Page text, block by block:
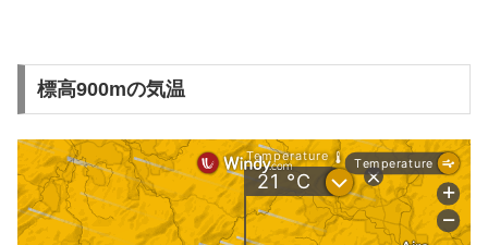
標高900mの気温